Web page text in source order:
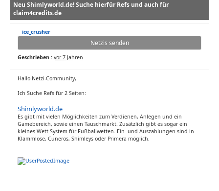
Neu Shimlyworld.de! Suche hierfür Refs und auch für
claim4credits.de
ice_crusher
Netzis senden
Geschrieben : vor 7 Jahren
Hallo Netzi-Community,
Ich Suche Refs für 2 Seiten:
Shimlyworld.de
Es gibt mit vielen Möglichkeiten zum Verdienen, Anlegen und ein
Gamebereich, sowie einen Tauschmarkt. Zusätzlich gibt es sogar ein
kleines Wett-System für Fußballwetten. Ein- und Auszahlungen sind in
Klammlose, Cuneros, Shimleys oder Primera möglich.